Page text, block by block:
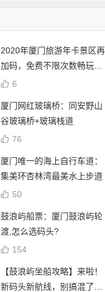
2020年厦门旅游年卡景区再
加码，免费不限次数畅玩24
个景点
6
厦门网红玻璃桥：同安野山
谷玻璃桥+玻璃栈道
76
厦门唯一的海上自行车道：
集美环杏林湾最美水上步道
50
鼓浪屿船票：厦门鼓浪屿轮
渡,怎么选码头?
154
【鼓浪屿坐船攻略】来啦！
新码头新航线，别搞混了